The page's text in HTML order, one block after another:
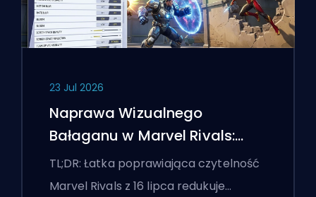
23 Jul 2026
Naprawa Wizualnego
Bałaganu w Marvel Rivals:
Najlepsze Ustawienia
Konkurencyjne Po Łatce z 16
TL;DR: Łatka poprawiająca czytelność
Marvel Rivals z 16 lipca redukuje…